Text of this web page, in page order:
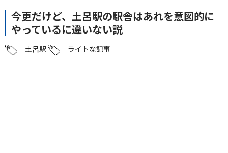
今更だけど、土呂駅の駅舎はあれを意図的に
やっているに違いない説
土呂駅 ライトな記事